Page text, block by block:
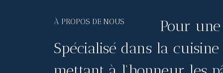
À PROPOS DE NOUS
Pour
Spécialisé dans la